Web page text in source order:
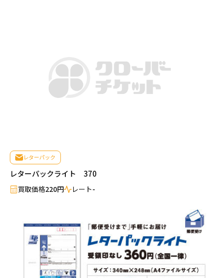
レターパック
レターパックライト 370
買取価格220円 レート-